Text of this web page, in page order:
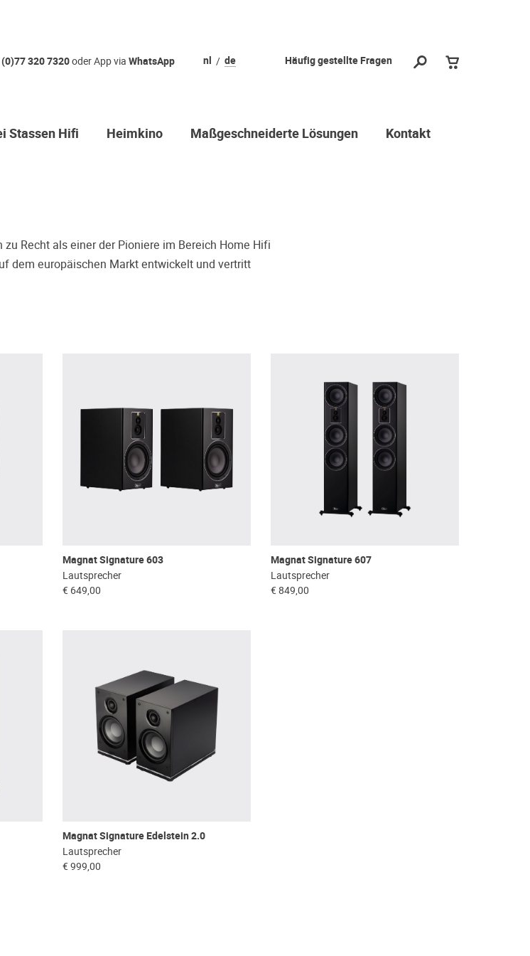
treffen.
bieten wir Ihnen die Möglichkeit, Ihr(e) Wunschgerät(e) ganz ohne
Zeitdruck in unserem Palazzo Hörschloss Probe zu hören. Nutzen
Sie diese Möglichkeit!
Häufig gestellte Fragen
nl de
320 7320oder App via WhatsApp
Stassen Hifi Heimkino Maßgeschneiderte Lösungen Kontakt
Recht als einer der Pioniere im Bereich Home Hifi
dem europäischen Markt entwickelt und vertritt
Magnat Signature 603
Lautsprecher
€ 649,00
Magnat Signature 607
Lautsprecher
€ 849,00
Magnat Signature Edelstein 2.0
Lautsprecher
€ 999,00